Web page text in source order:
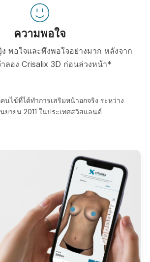
ความพอใจ
พอใจและพึงพอใจอย่างมาก หลังจาก
ลอง Crisalix 3D ก่อนล่วงหน้า*
นไข้ที่ได้ทำการเสริมหน้าอกจริง ระหว่าง
ยายน 2011 ในประเทศสวิสแลนด์